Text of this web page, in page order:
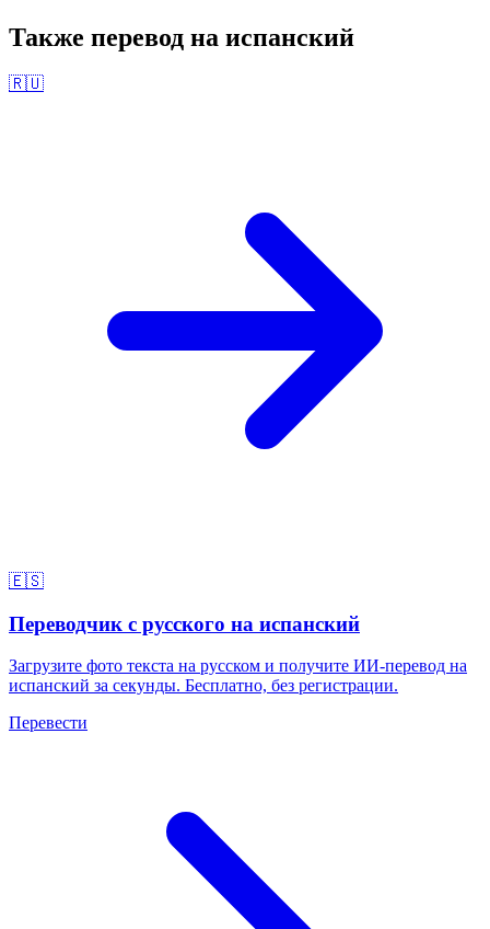
Также перевод на испанский
🇷🇺
🇪🇸
Переводчик с русского на испанский
Загрузите фото текста на русском и получите ИИ-перевод на
испанский за секунды. Бесплатно, без регистрации.
Перевести